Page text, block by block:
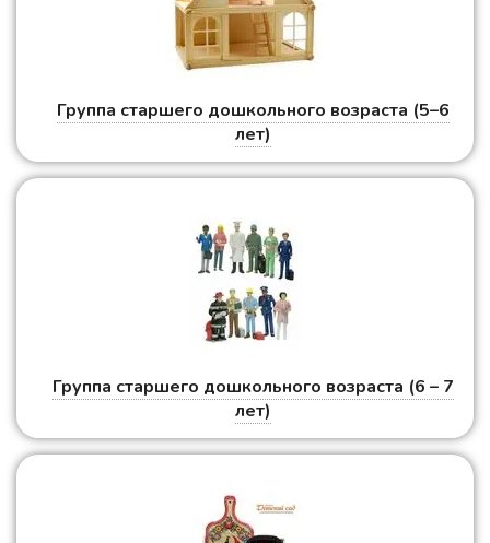
Группа старшего дошкольного возраста (5–6
лет)
Группа старшего дошкольного возраста (6 – 7
лет)